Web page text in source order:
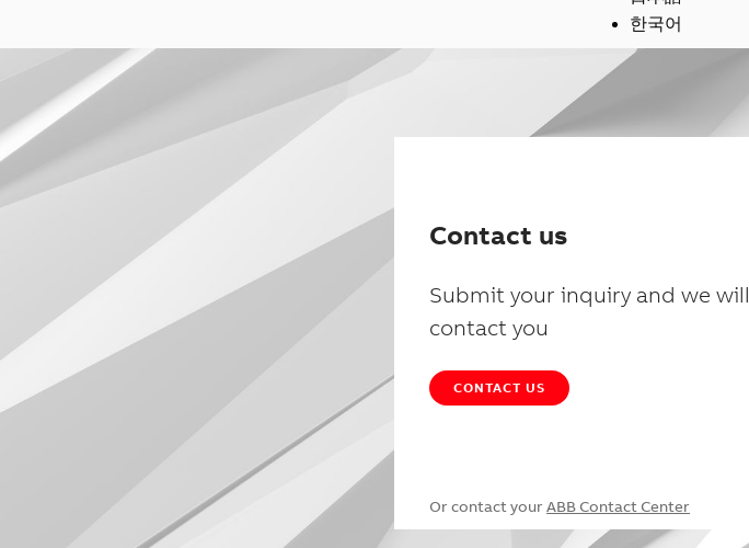
한국어
Contact us
Submit your inquiry and we will
contact you
CONTACT US
Or contact your ABB Contact Center